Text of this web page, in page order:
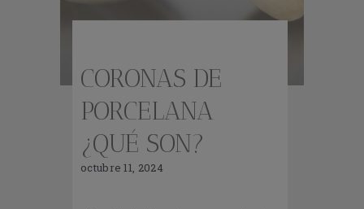
CORONAS DE
PORCELANA
¿QUÉ SON?
octubre 11, 2024